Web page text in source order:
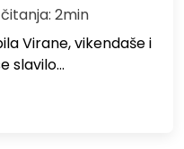
2min
Virane, vikendaše i
slavilo…